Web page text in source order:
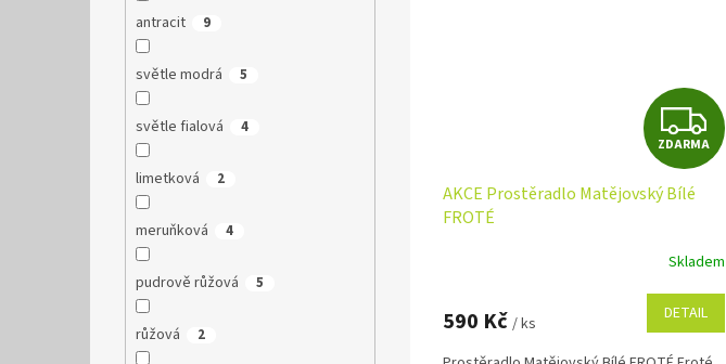
antracit 9
světle modrá 5
světle fialová 4
limetková 2
meruňková 4
pudrově růžová 5
růžová 2
Z
D
R
M
A
ZDARMA
AKCE Prostěradlo Matějovský Bílé
FROTÉ
Skladem
590 Kč / ks DETAIL